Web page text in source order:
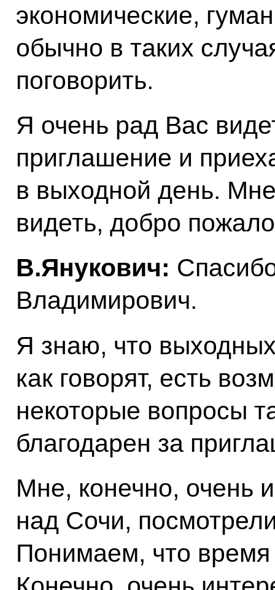
экономические,
обычно в таких
поговорить.
Я очень рад Вас
приглашение и
в выходной день.
видеть, добро
В.Янукович:
Владимирович.
Я знаю, что
как говорят, есть
некоторые вопросы
благодарен за
Мне, конечно, очень
над Сочи,
Понимаем, что время